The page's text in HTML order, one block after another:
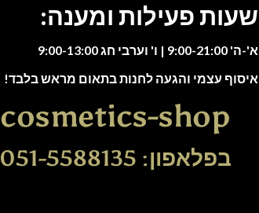
שעות פעילות ומענה:
א'-ה' 9:00-21:00 | ו' וערבי חג 9:00-13:00
איסוף עצמי והגעה לחנות בתאום מראש בלבד!
cosmetics-shop
בפלאפון: 051-5588135